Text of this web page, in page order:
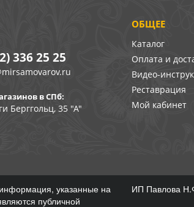
ОБЩЕЕ
Каталог
Оплата и
Видео-
Реставрация
Мой кабинет
336 25 25
в СПб:
Берггольц, 35 "А"
указанные на
публичной
ИП Павлова